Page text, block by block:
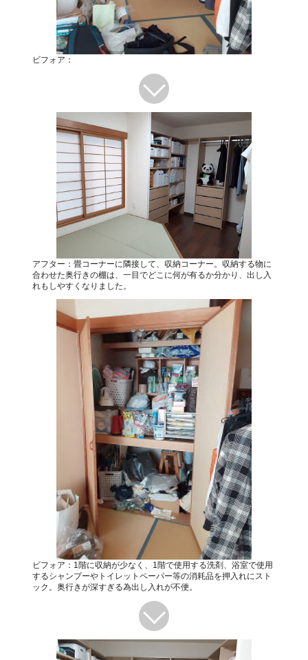
ビフォア：
アフター：畳コーナーに隣接して、収納コーナー。収納する物に
合わせた奥行きの棚は、一目でどこに何が有るか分かり、出し入
れもしやすくなりました。
ビフォア：1階に収納が少なく、1階で使用する洗剤、浴室で使用
するシャンプーやトイレットペーパー等の消耗品を押入れにスト
ック。奥行きが深すぎる為出し入れが不便。